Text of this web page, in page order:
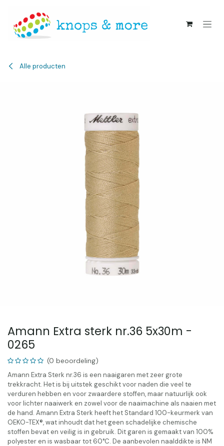
Alle producten
Amann Extra sterk nr.36 5x30m -
0265
(0 beoordeling)
Amann Extra Sterk nr.36 is een naaigaren met zeer grote
trekkracht. Het is bij uitstek geschikt voor naden die veel te
verduren hebben en voor zwaardere stoffen, maar natuurlijk ook
voor lichter naaiwerk en zowel voor de naaimachine als naaien met
de hand. Amann Extra Sterk heeft het Standard 100-keurmerk van
OEKO-TEX®, wat inhoudt dat het geen schadelijke chemische
stoffen bevat en veilig is in gebruik. Dit garen is gemaakt van 100%
polyester en is wasbaar tot 60°C. De aanbevolen naalddikte is NM